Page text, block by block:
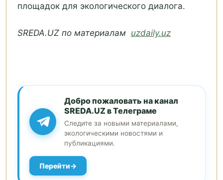
площадок для экологического диалога.
SREDA.UZ по материалам uzdaily.uz
Добро пожаловать на канал
SREDA.UZ в Телеграме
Следите за новыми материалами,
экологическими новостями и
публикациями.
Перейти